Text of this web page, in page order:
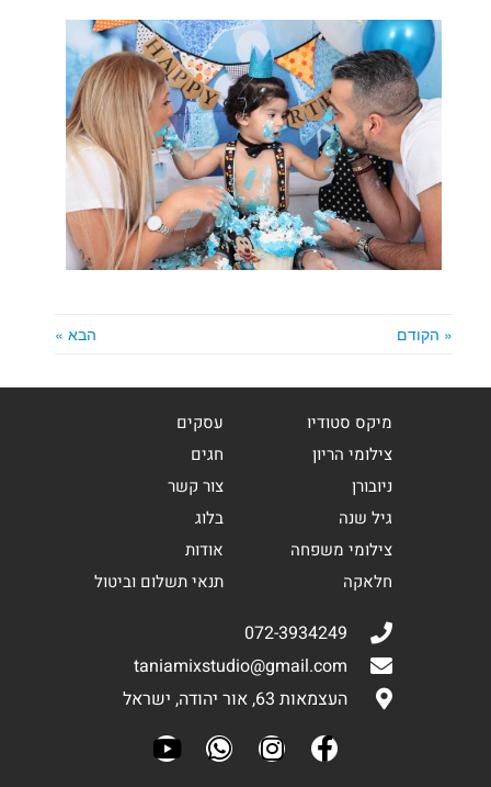
« הקודם הבא »
מיקס סטודיו
צילומי הריון
ניובורן
גיל שנה
צילומי משפחה
חלאקה
עסקים
חגים
צור קשר
בלוג
אודות
תנאי תשלום וביטול
072-3934249
taniamixstudio@gmail.com
העצמאות 63, אור יהודה, ישראל